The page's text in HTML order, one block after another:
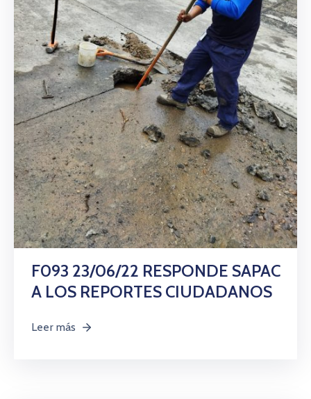
Transparencia
Directorio
Citas
F093 23/06/22 RESPONDE SAPAC
A LOS REPORTES CIUDADANOS
Leer más